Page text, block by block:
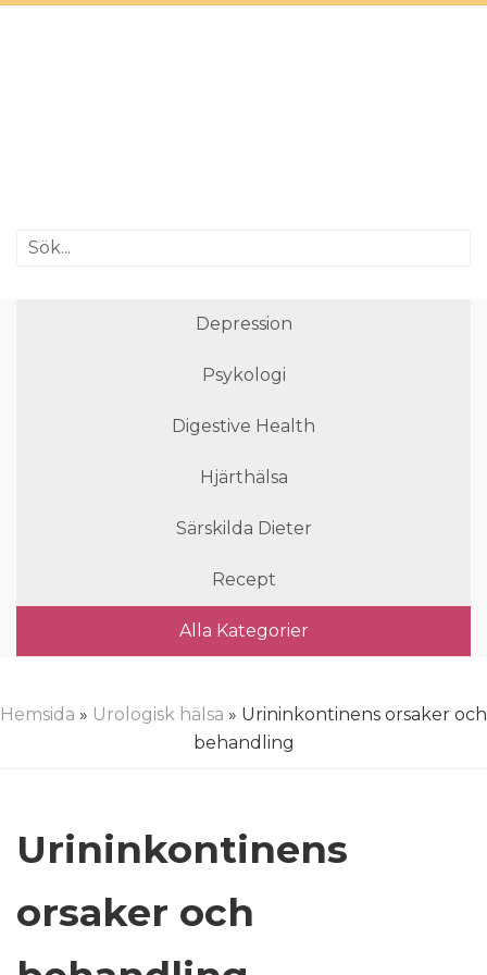
Depression
Psykologi
Digestive Health
Hjärthälsa
Särskilda Dieter
Recept
Alla Kategorier
Hemsida » Urologisk hälsa » Urininkontinens orsaker och
behandling
Urininkontinens
orsaker och